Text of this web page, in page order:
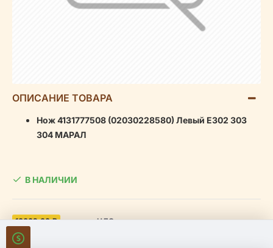
ОПИСАНИЕ ТОВАРА
Нож 4131777508 (02030228580) Левый Е302 303
304 МАРАЛ
10662.00 ₽ включая НДС
В НАЛИЧИИ